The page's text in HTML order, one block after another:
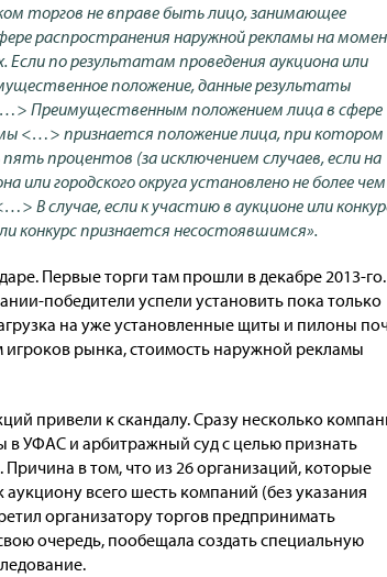
торгов не вправе быть лицо, занимающее
распространения наружной рекламы на
Если по результатам проведения аукциона или
положение, данные результаты
Преимущественным положением лица в сфере
<…> признается положение лица, при котором
процентов (за исключением случаев, если на
или городского округа установлено не более чем
В случае, если к участию в аукционе или
конкурс признается несостоявшимся».
Первые торги там прошли в декабре 2013-
победители успели установить пока только
на уже установленные щиты и пилоны
рынка, стоимость наружной рекламы
привели к скандалу. Сразу несколько
УФАС и арбитражный суд с целью признать
в том, что из 26 организаций, которые
всего шесть компаний (без указания
организатору торгов предпринимать
очередь, пообещала создать специальную